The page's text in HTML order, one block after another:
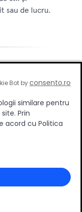
sau de lucru.
mm
Bot byconsento.ro
similare pentru
Prin
cu Politica